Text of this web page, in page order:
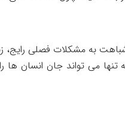
به مشکلات فصلی رایج،
می تواند جان انسان ها